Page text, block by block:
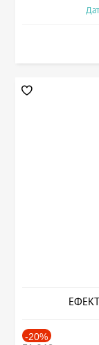
ЕФЕКТ
-20%